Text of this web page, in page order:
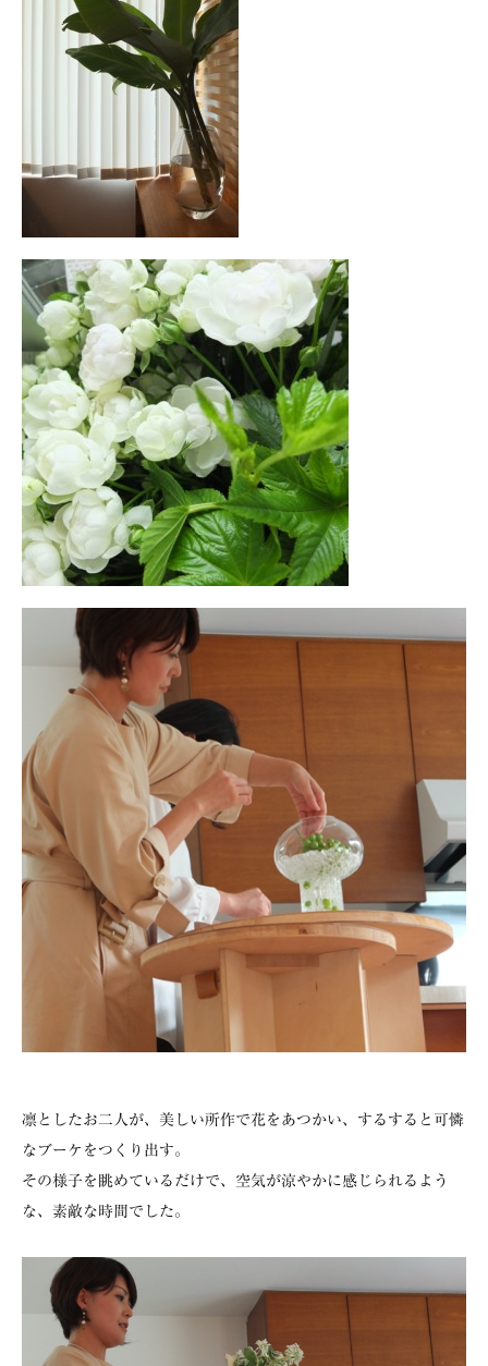
凛としたお二人が、美しい所作で花をあつかい、するすると可憐
なブーケをつくり出す。
その様子を眺めているだけで、空気が涼やかに感じられるよう
な、素敵な時間でした。